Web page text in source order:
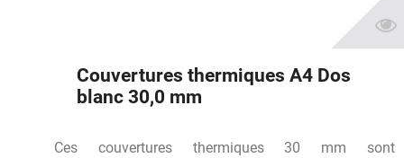
Couvertures thermiques A4 Dos
blanc 30,0 mm
Ces couvertures thermiques 30 mm sont